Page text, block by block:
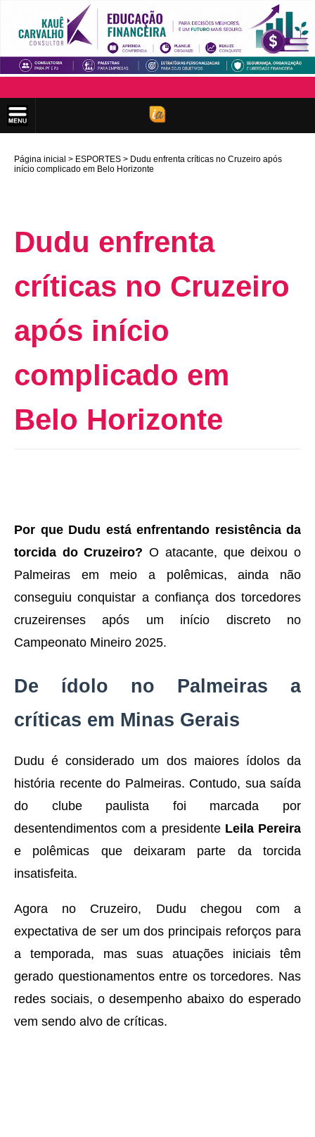
Página inicial ESPORTES
Dudu enfrenta críticas no Cruzeiro após
início complicado em Belo Horizonte
Dudu enfrenta
críticas no Cruzeiro
após início
complicado em
Belo Horizonte
Por que Dudu está enfrentando resistência da
torcida do Cruzeiro? O atacante, que deixou o
Palmeiras em meio a polêmicas, ainda não
conseguiu conquistar a confiança dos torcedores
cruzeirenses após um início discreto no
Campeonato Mineiro 2025.
De ídolo no Palmeiras a
críticas em Minas Gerais
Dudu é considerado um dos maiores ídolos da
história recente do Palmeiras. Contudo, sua saída
do clube paulista foi marcada por
desentendimentos com a presidente Leila Pereira
e polêmicas que deixaram parte da torcida
insatisfeita.
Agora no Cruzeiro, Dudu chegou com a
expectativa de ser um dos principais reforços para
a temporada, mas suas atuações iniciais têm
gerado questionamentos entre os torcedores. Nas
redes sociais, o desempenho abaixo do esperado
vem sendo alvo de críticas.